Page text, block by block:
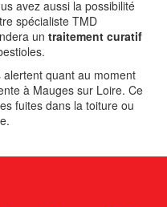
avez aussi la possibilité
spécialiste TMD
un traitement curatif
quant au moment
à Mauges sur Loire. Ce
fuites dans la toiture ou